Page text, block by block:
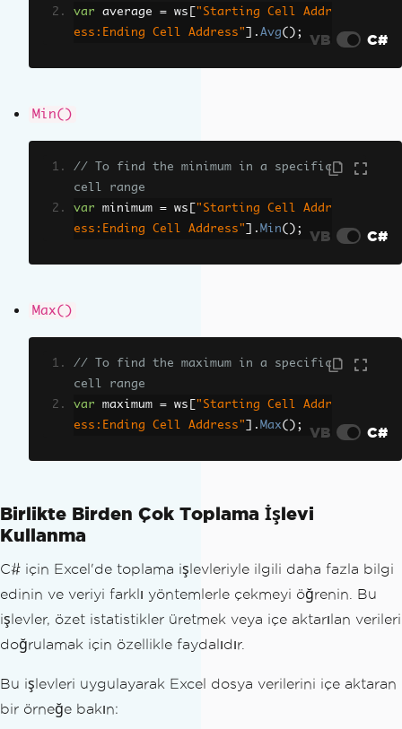
var average = ws
"Starting Cell Addr
ess:Ending Cell Address"
]. Avg(); VB C#
Min()
// To find the minimum in a specific
cell range
var minimum = ws
"Starting Cell Addr
ess:Ending Cell Address"
]. Min(); VB C#
Max()
// To find the maximum in a specific
cell range
var maximum = ws
"Starting Cell Addr
ess:Ending Cell Address"
]. Max(); VB C#
Birlikte Birden Çok Toplama İşlevi
Kullanma
C# için Excel'de toplama işlevleriyle ilgili daha fazla bilgi
edinin ve veriyi farklı yöntemlerle çekmeyi öğrenin. Bu
işlevler, özet istatistikler üretmek veya içe aktarılan verileri
doğrulamak için özellikle faydalıdır.
Bu işlevleri uygulayarak Excel dosya verilerini içe aktaran
bir örneğe bakın: